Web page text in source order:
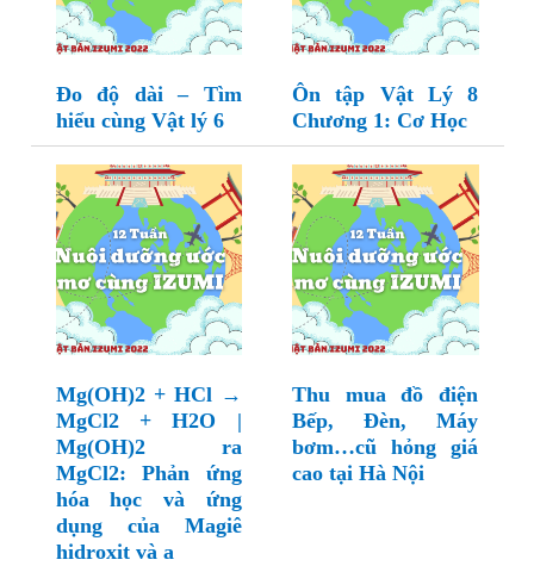
Đo độ dài – Tìm
hiểu cùng Vật lý 6
Ôn tập Vật Lý 8
Chương 1: Cơ Học
Mg(OH)2 + HCl →
MgCl2 + H2O |
Mg(OH)2 ra
MgCl2: Phản ứng
hóa học và ứng
dụng của Magiê
hidroxit và a
Thu mua đồ điện
Bếp, Đèn, Máy
bơm…cũ hỏng giá
cao tại Hà Nội